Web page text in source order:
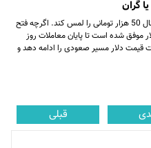
گران
قیمت دلار توانست طی دومین هفته تیرماه، کانال 50 هزار تومانی را لمس کند. اگرچه فتح
موفق شده است تا پایان معاملات روز
قیمت دلار مسیر صعودی را ادامه دهد و
قبلی